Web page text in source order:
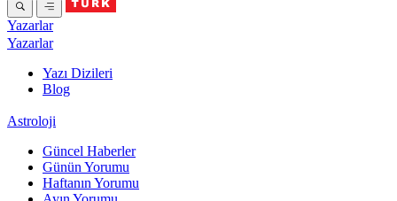
Yazarlar
Yazarlar
Yazı Dizileri
Blog
Astroloji
Güncel Haberler
Günün Yorumu
Haftanın Yorumu